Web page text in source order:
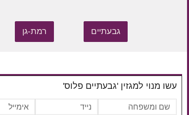
גבעתיים רמת-גן
עשו מנוי למגזין 'גבעתיים פלוס'